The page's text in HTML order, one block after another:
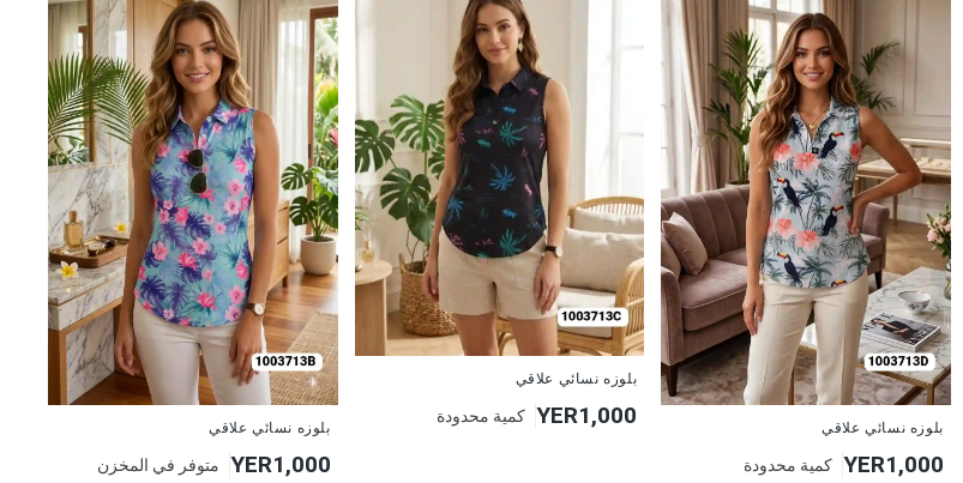
بلوزه نسائي علاقي
YER1,000 كمية محدودة
بلوزه نسائي علاقي
YER1,000 كمية محدودة
بلوزه نسائي علاقي
YER1,000 متوفر في المخزن